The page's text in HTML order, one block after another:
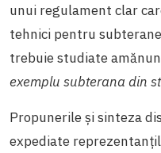
unui regulament clar
tehnici pentru
trebuie studiate
exemplu subterana din
Propunerile și sinteza
expediate